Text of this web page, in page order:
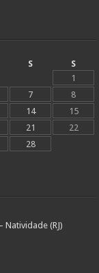
S
S
1
7
8
14
15
21
22
28
Natividade (RJ)